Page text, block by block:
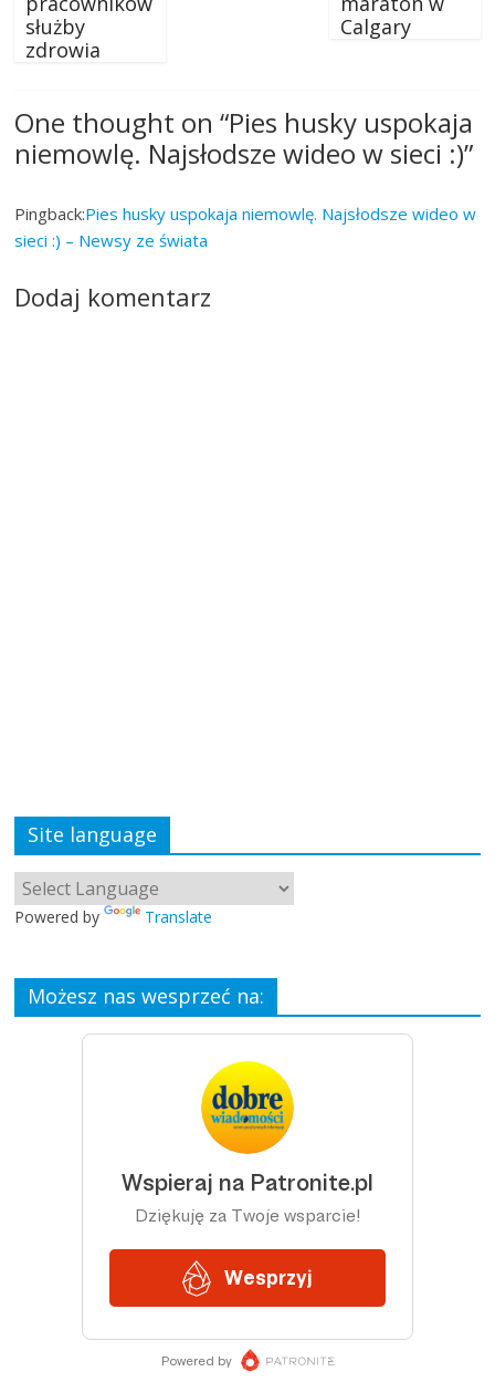
służby
zdrowia
Calgary
One thought on “Pies husky uspokaja
niemowlę. Najsłodsze wideo w sieci :)”
Pingback:Pies husky uspokaja niemowlę. Najsłodsze wideo w
sieci :) – Newsy ze świata
Dodaj komentarz
Site language
Powered by Translate
Możesz nas wesprzeć na: